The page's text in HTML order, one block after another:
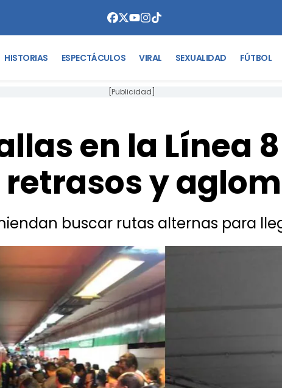
HISTORIAS ESPECTÁCULOS VIRAL SEXUALIDAD FÚTBOL
[Publicidad]
en la Línea
retrasos y
buscar rutas alternas para